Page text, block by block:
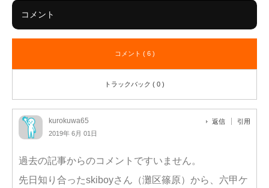
コメント
コメント ( 6 )
トラックバック ( 0 )
kurokuwa65
2019年 6月 01日
返信 引用
過去の記事からのコメントですいません。
先日知り合ったskiboyさん（灘区篠原）から、六甲ケ